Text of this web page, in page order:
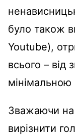
було також
Youtube),
всього – від
мінімальною
Зважаючи
вирізнити